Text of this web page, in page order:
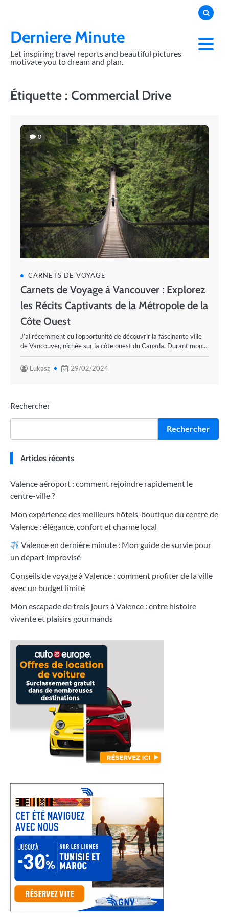
contentDerniere Minute
Let inspiring travel reports and beautiful pictures
motivate you to dream and plan.
Étiquette : Commercial Drive
0
CARNETS DE VOYAGE
Carnets de Voyage à Vancouver : Explorez
les Récits Captivants de la Métropole de la
Côte Ouest
J’ai récemment eu l’opportunité de découvrir la fascinante ville
de Vancouver, nichée sur la côte ouest du Canada. Durant mon…
Lukasz 29/02/2024
Rechercher
Rechercher
Articles récents
Valence aéroport : comment rejoindre rapidement le
centre-ville ?
Mon expérience des meilleurs hôtels-boutique du centre de
Valence : élégance, confort et charme local
Valence en dernière minute : Mon guide de survie pour
un départ improvisé
Conseils de voyage à Valence : comment profiter de la ville
avec un budget limité
Mon escapade de trois jours à Valence : entre histoire
vivante et plaisirs gourmands